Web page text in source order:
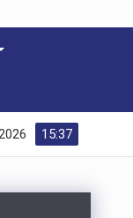
15:37